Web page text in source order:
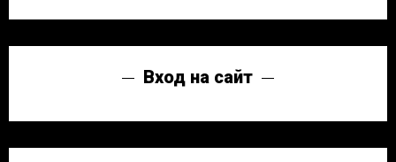
Вход на сайт